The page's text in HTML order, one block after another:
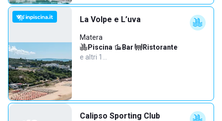
La Volpe e L’uva
Matera
Piscina· Bar· Ristorante·
e altri 1…
Calipso Sporting Club